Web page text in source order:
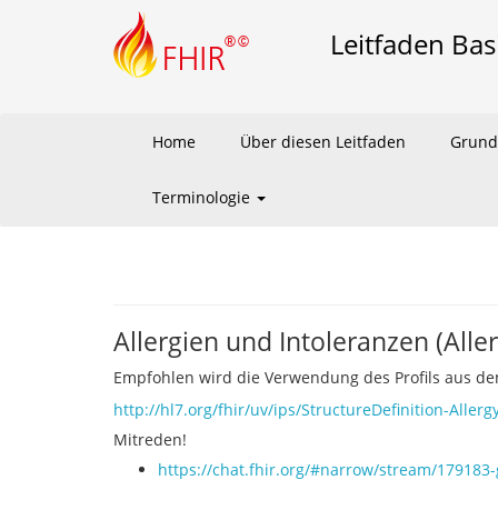
Leitfaden
Home Über diesen Leitfaden
Terminologie
Allergien und Intoleranzen
Empfohlen wird die Verwendung des Profils aus
http://hl7.org/fhir/uv/ips/StructureDefinition-
Mitreden!
https://chat.fhir.org/#narrow/stream/